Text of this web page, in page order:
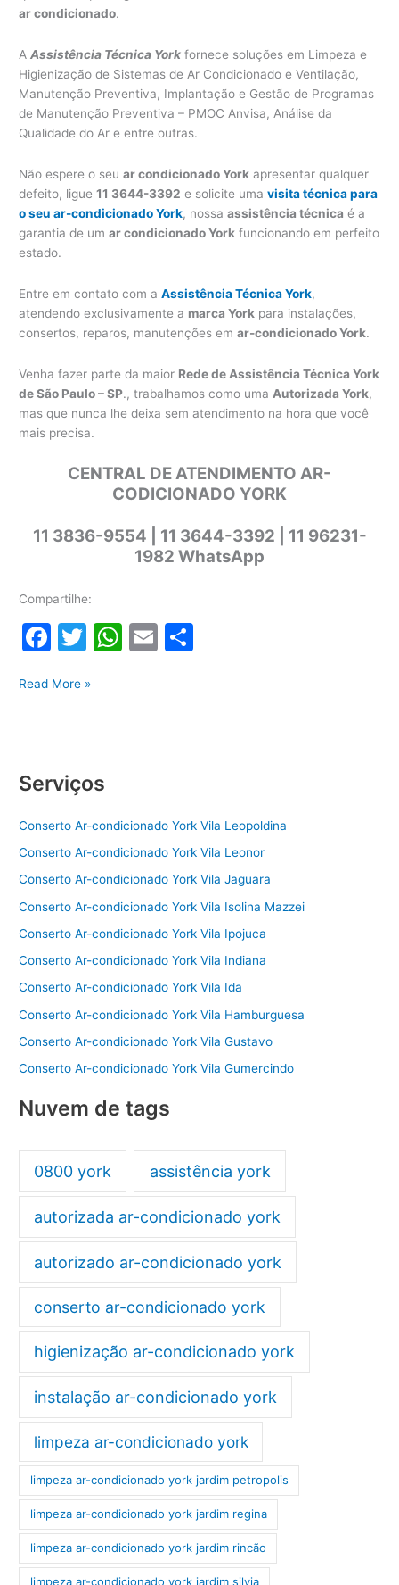
ar condicionado.
AAssistência Técnica York fornece soluções em Limpeza e
Higienização de Sistemas de Ar Condicionado e Ventilação,
Manutenção Preventiva, Implantação e Gestão de Programas
de Manutenção Preventiva – PMOC Anvisa, Análise da
Qualidade do Ar e entre outras.
Não espere o seuar condicionado York apresentar qualquer
defeito, ligue11 3644-3392 e solicite umavisita técnica para
o seu ar-condicionado York, nossaassistência técnica é a
garantia de umar condicionado York funcionando em perfeito
estado.
Entre em contato com aAssistência Técnica York,
atendendo exclusivamente a marca York para instalações,
consertos, reparos, manutenções emar-condicionado York.
Venha fazer parte da maior Rede de Assistência Técnica York
de São Paulo – SP., trabalhamos como uma Autorizada York,
mas que nunca lhe deixa sem atendimento na hora que você
mais precisa.
CENTRAL DE ATENDIMENTO AR-
CODICIONADO YORK
11 3836-9554 | 11 3644-3392 | 11 96231-
1982 WhatsApp
Compartilhe:
F
c
o
k
T
itt
W E
Assistência
Read More »
Serviços
Conserto Ar-condicionado York Vila Leopoldina
Conserto Ar-condicionado York Vila Leonor
Conserto Ar-condicionado York Vila Jaguara
Conserto Ar-condicionado York Vila Isolina Mazzei
Conserto Ar-condicionado York Vila Ipojuca
Conserto Ar-condicionado York Vila Indiana
Conserto Ar-condicionado York Vila Ida
Conserto Ar-condicionado York Vila Hamburguesa
Conserto Ar-condicionado York Vila Gustavo
Conserto Ar-condicionado York Vila Gumercindo
Nuvem de tags
0800 york assistência york
autorizada ar-condicionado york
autorizado ar-condicionado york
conserto ar-condicionado york
higienização ar-condicionado york
instalação ar-condicionado york
limpeza ar-condicionado york
limpeza ar-condicionado york jardim petropolis
limpeza ar-condicionado york jardim regina
limpeza ar-condicionado york jardim rincão
limpeza ar-condicionado york jardim silvia